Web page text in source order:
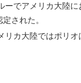
ーでアメリカ大陸
された。
リカ大陸ではポリ